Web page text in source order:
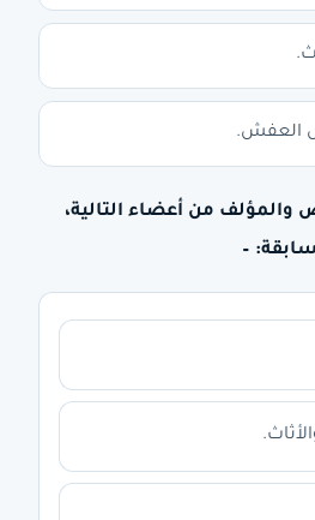
العفش.
والمؤلف من أعضاء التالية،
–